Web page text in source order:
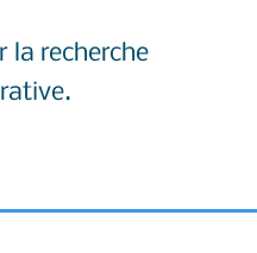
la recherche